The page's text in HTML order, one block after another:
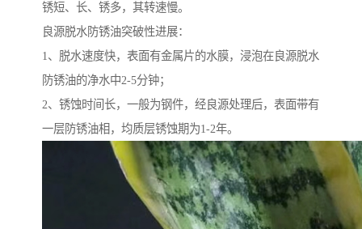
锈短、长、锈多，其转速慢。
良源脱水防锈油突破性进展：
1、脱水速度快，表面有金属片的水膜，浸泡在良源脱水
防锈油的净水中2-5分钟；
2、锈蚀时间长，一般为钢件，经良源处理后，表面带有
一层防锈油相，均质层锈蚀期为1-2年。